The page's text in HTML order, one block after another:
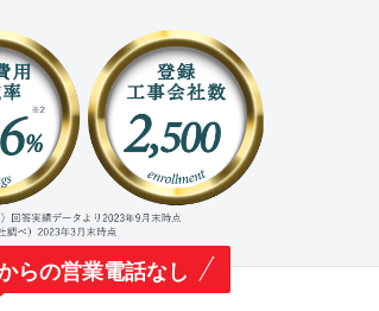
らの営業電話なし